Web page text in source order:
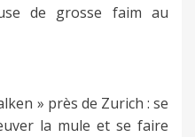
de grosse faim au
» près de Zurich : se
la mule et se faire